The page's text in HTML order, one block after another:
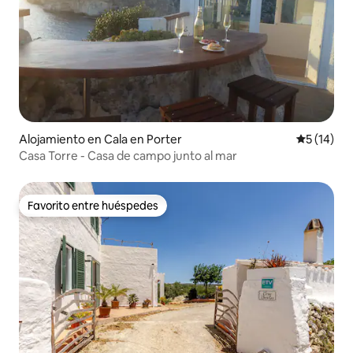
Alojamiento en Cala en Porter
5 (14)
Casa Torre - Casa de campo junto al mar
Favorito entre huéspedes
Favorito entre huéspedes